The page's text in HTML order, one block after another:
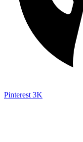
Pinterest 3K